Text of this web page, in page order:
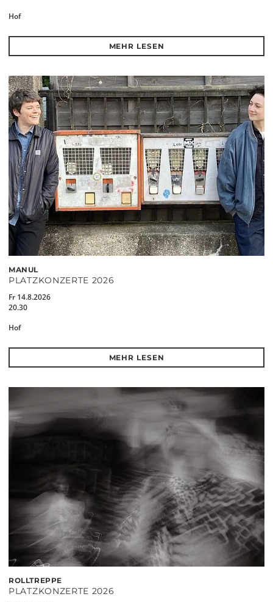
Hof
MEHR LESEN
MANUL
PLATZKONZERTE 2026
Fr 14.8.2026
20.30
Hof
MEHR LESEN
ROLLTREPPE
PLATZKONZERTE 2026